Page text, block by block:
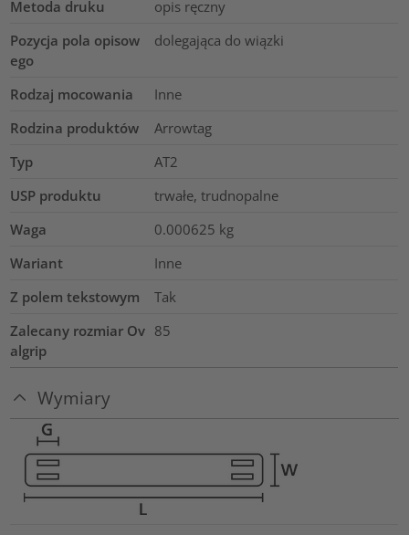
Metoda druku
opis ręczny
Pozycja pola opisow
ego
dolegająca do wiązki
Rodzaj mocowania
Inne
Rodzina produktów
Arrowtag
Typ
AT2
USP produktu
trwałe, trudnopalne
Waga
0.000625 kg
Wariant
Inne
Z polem tekstowym
Tak
Zalecany rozmiar Ov
algrip
85
Wymiary